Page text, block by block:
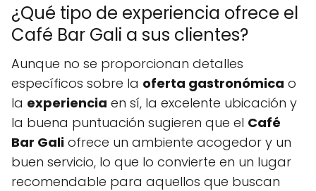
¿Qué tipo de experiencia ofrece el
Café Bar Gali a sus clientes?
Aunque no se proporcionan detalles
específicos sobre la oferta gastronómica o
la experiencia en sí, la excelente ubicación y
la buena puntuación sugieren que el Café
Bar Gali ofrece un ambiente acogedor y un
buen servicio, lo que lo convierte en un lugar
recomendable para aquellos que buscan